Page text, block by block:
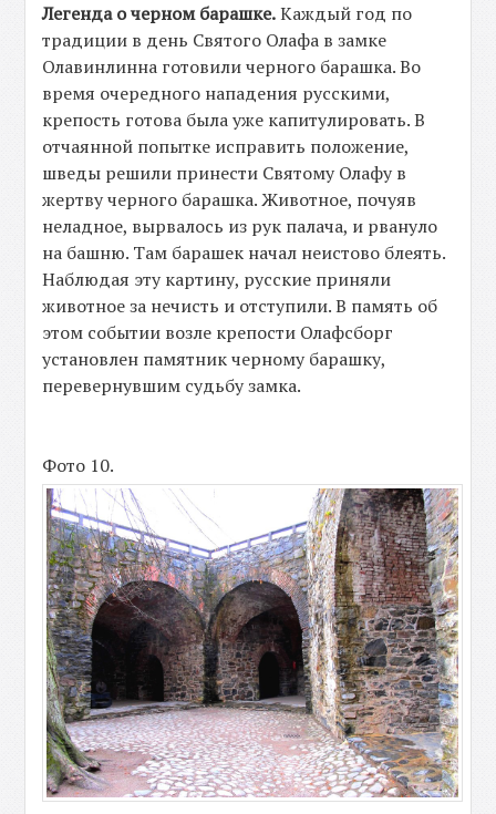
Легенда о черном барашке.Каждый год по
традиции в день Святого Олафа в замке
Олавинлинна готовили черного барашка. Во
время очередного нападения русскими,
крепость готова была уже капитулировать. В
отчаянной попытке исправить положение,
шведы решили принести Святому Олафу в
жертву черного барашка. Животное, почуяв
неладное, вырвалось из рук палача, и рвануло
на башню. Там барашек начал неистово блеять.
Наблюдая эту картину, русские приняли
животное за нечисть и отступили. В память об
этом событии возле крепости Олафсборг
установлен памятник черному барашку,
перевернувшим судьбу замка.
Фото 10.